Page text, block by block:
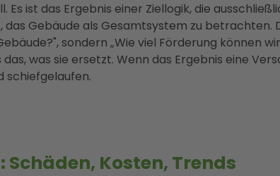
Es ist das Ergebnis einer Ziellogik, die
das Gebäude als Gesamtsystem zu
sondern „Wie viel Förderung können
was sie ersetzt. Wenn das Ergebnis eine
schiefgelaufen.
Schäden, Kosten, Trends